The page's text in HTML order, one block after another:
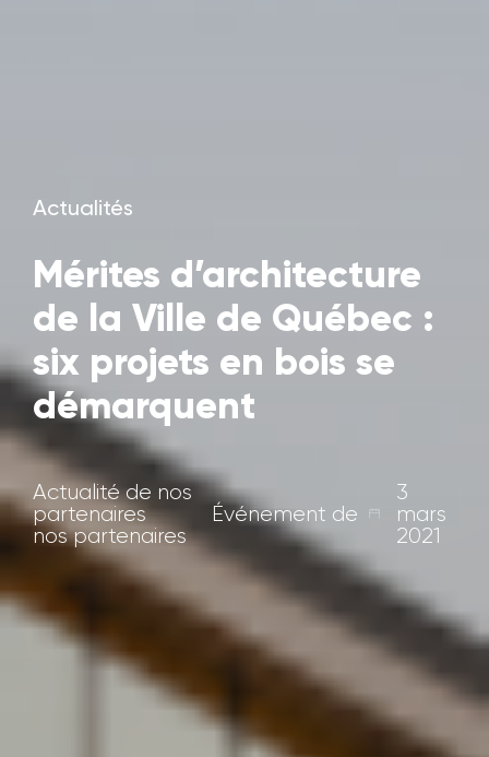
Actualités
Mérites d’architecture
de la Ville de Québec :
six projets en bois se
démarquent
Actualité de nos
partenaires
Événement de
nos partenaires
3
mars
2021